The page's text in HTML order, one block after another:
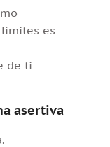
es
de ti
asertiva